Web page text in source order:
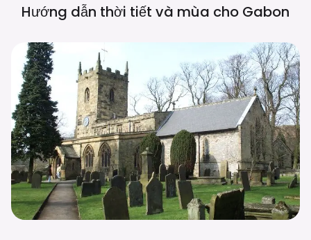
Hướng dẫn thời tiết và mùa cho Gabon